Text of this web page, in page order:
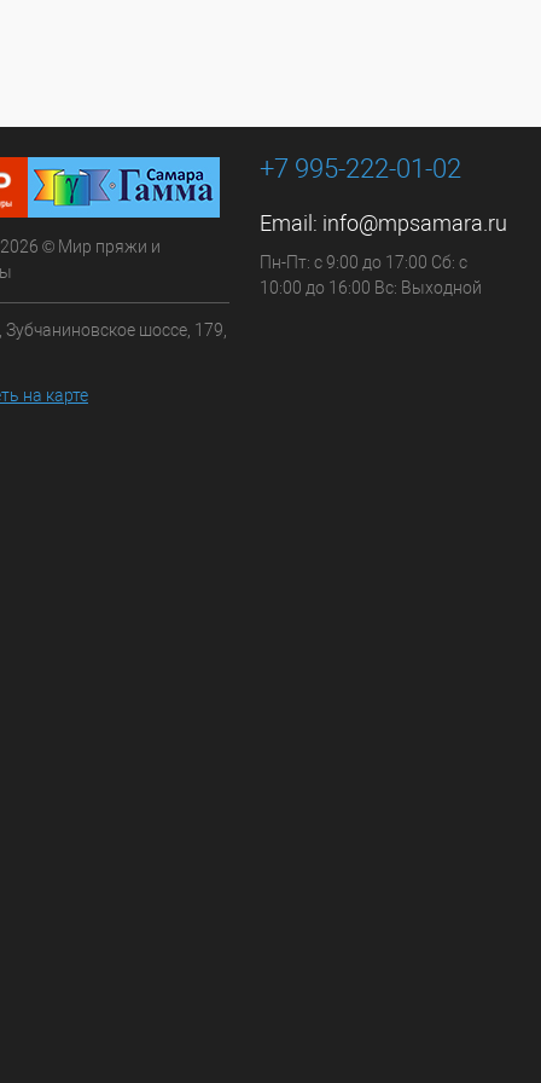
© Мир пряжи и
Зубчаниновское шоссе, 179,
на карте
+7 995-222-01-02
Email: info@mpsamara.ru
Пн-Пт: с 9:00 до 17:00 Сб: с
10:00 до 16:00 Вс: Выходной